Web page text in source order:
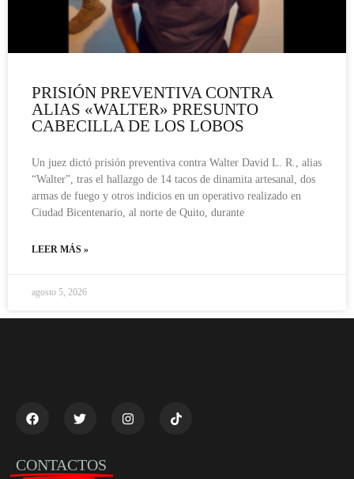
PRISIÓN PREVENTIVA CONTRA
ALIAS «WALTER» PRESUNTO
CABECILLA DE LOS LOBOS
Un juez dictó prisión preventiva contra Walter David L. R., alias
“Walter”, tras el hallazgo de 14 tacos de dinamita artesanal, dos
armas de fuego y otros indicios en un operativo realizado en
Ciudad Bicentenario, al norte de Quito, durante
LEER MÁS »
agosto 5, 2026
CONTACTOS